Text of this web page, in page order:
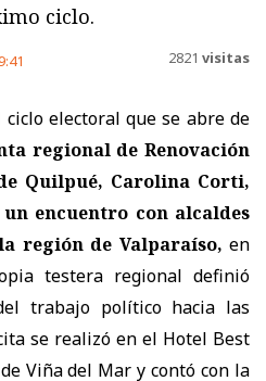
ciclo.
2821 visitas
electoral que se abre de
regional de Renovación
Quilpué, Carolina Corti,
un encuentro con alcaldes
región de Valparaíso, en
testera regional definió
trabajo político hacia las
se realizó en el Hotel Best
Viña del Mar y contó con la